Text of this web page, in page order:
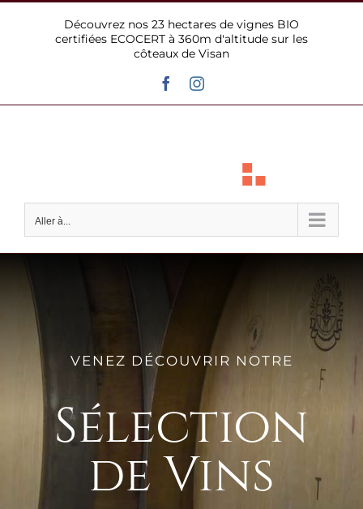
Découvrez nos 23 hectares de vignes BIO
certifiées ECOCERT à 360m d'altitude sur les
côteaux de Visan
FacebookInstagram
Aller à...
VENEZ DÉCOUVRIR NOTRE
Sélection
de Vins